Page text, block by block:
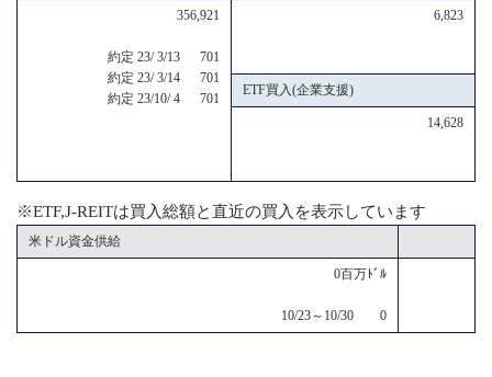
356,921
約定 23/ 3/13 701
約定 23/ 3/14 701
約定 23/10/ 4 701
6,823
ETF買入(企業支援)
14,628
※ETF,J-REITは買入総額と直近の買入を表示しています
米ドル資金供給
0百万ﾄﾞﾙ
10/23～10/30 0